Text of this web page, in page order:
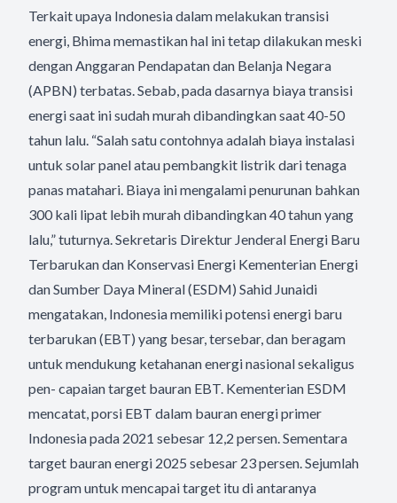
Terkait upaya Indonesia dalam melakukan transisi
energi, Bhima memastikan hal ini tetap dilakukan meski
dengan Anggaran Pendapatan dan Belanja Negara
(APBN) terbatas. Sebab, pada dasarnya biaya transisi
energi saat ini sudah murah dibandingkan saat 40-50
tahun lalu. “Salah satu contohnya adalah biaya instalasi
untuk solar panel atau pembangkit listrik dari tenaga
panas matahari. Biaya ini mengalami penurunan bahkan
300 kali lipat lebih murah dibandingkan 40 tahun yang
lalu,” tuturnya. Sekretaris Direktur Jenderal Energi Baru
Terbarukan dan Konservasi Energi Kementerian Energi
dan Sumber Daya Mineral (ESDM) Sahid Junaidi
mengatakan, Indonesia memiliki potensi energi baru
terbarukan (EBT) yang besar, tersebar, dan beragam
untuk mendukung ketahanan energi nasional sekaligus
pen- capaian target bauran EBT. Kementerian ESDM
mencatat, porsi EBT dalam bauran energi primer
Indonesia pada 2021 sebesar 12,2 persen. Sementara
target bauran energi 2025 sebesar 23 persen. Sejumlah
program untuk mencapai target itu di antaranya